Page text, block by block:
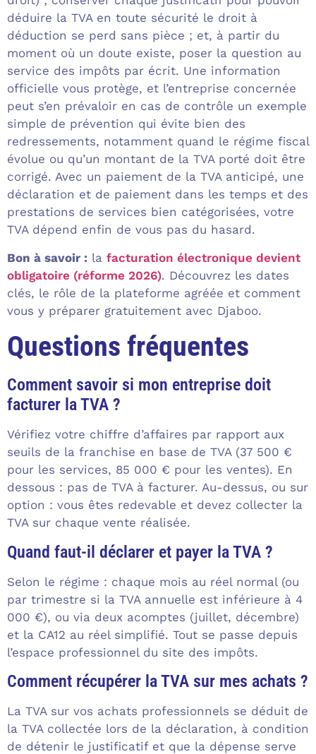
déduire la TVA en toute sécurité le droit à
déduction se perd sans pièce ; et, à partir du
moment où un doute existe, poser la question au
service des impôts par écrit. Une information
officielle vous protège, et l’entreprise concernée
peut s’en prévaloir en cas de contrôle un exemple
simple de prévention qui évite bien des
redressements, notamment quand le régime fiscal
évolue ou qu’un montant de la TVA porté doit être
corrigé. Avec un paiement de la TVA anticipé, une
déclaration et de paiement dans les temps et des
prestations de services bien catégorisées, votre
TVA dépend enfin de vous pas du hasard.
Bon à savoir : la facturation électronique devient
obligatoire (réforme 2026). Découvrez les dates
clés, le rôle de la plateforme agréée et comment
vous y préparer gratuitement avec Djaboo.
Questions fréquentes
Comment savoir si mon entreprise doit
facturer la TVA ?
Vérifiez votre chiffre d’affaires par rapport aux
seuils de la franchise en base de TVA (37 500 €
pour les services, 85 000 € pour les ventes). En
dessous : pas de TVA à facturer. Au-dessus, ou sur
option : vous êtes redevable et devez collecter la
TVA sur chaque vente réalisée.
Quand faut-il déclarer et payer la TVA ?
Selon le régime : chaque mois au réel normal (ou
par trimestre si la TVA annuelle est inférieure à 4
000 €), ou via deux acomptes (juillet, décembre)
et la CA12 au réel simplifié. Tout se passe depuis
l’espace professionnel du site des impôts.
Comment récupérer la TVA sur mes achats ?
La TVA sur vos achats professionnels se déduit de
la TVA collectée lors de la déclaration, à condition
de détenir le justificatif et que la dépense serve